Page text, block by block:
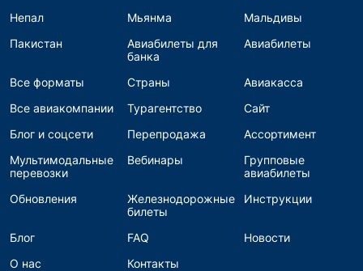
Непал
Мьянма
Мальдивы
Пакистан
Авиабилеты для
банка
Авиабилеты
Все форматы Страны
Авиакасса
Все авиакомпании
Турагентство
Сайт
Блог и соцсети
Перепродажа
Ассортимент
Мультимодальные
перевозки
Вебинары
Групповые
авиабилеты
Обновления
Железнодорожные
билеты
Инструкции
Блог FAQ
Новости
О нас
Контакты